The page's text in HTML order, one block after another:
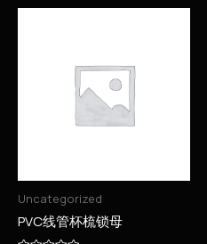
Uncategorized
PVC线管杯梳锁母